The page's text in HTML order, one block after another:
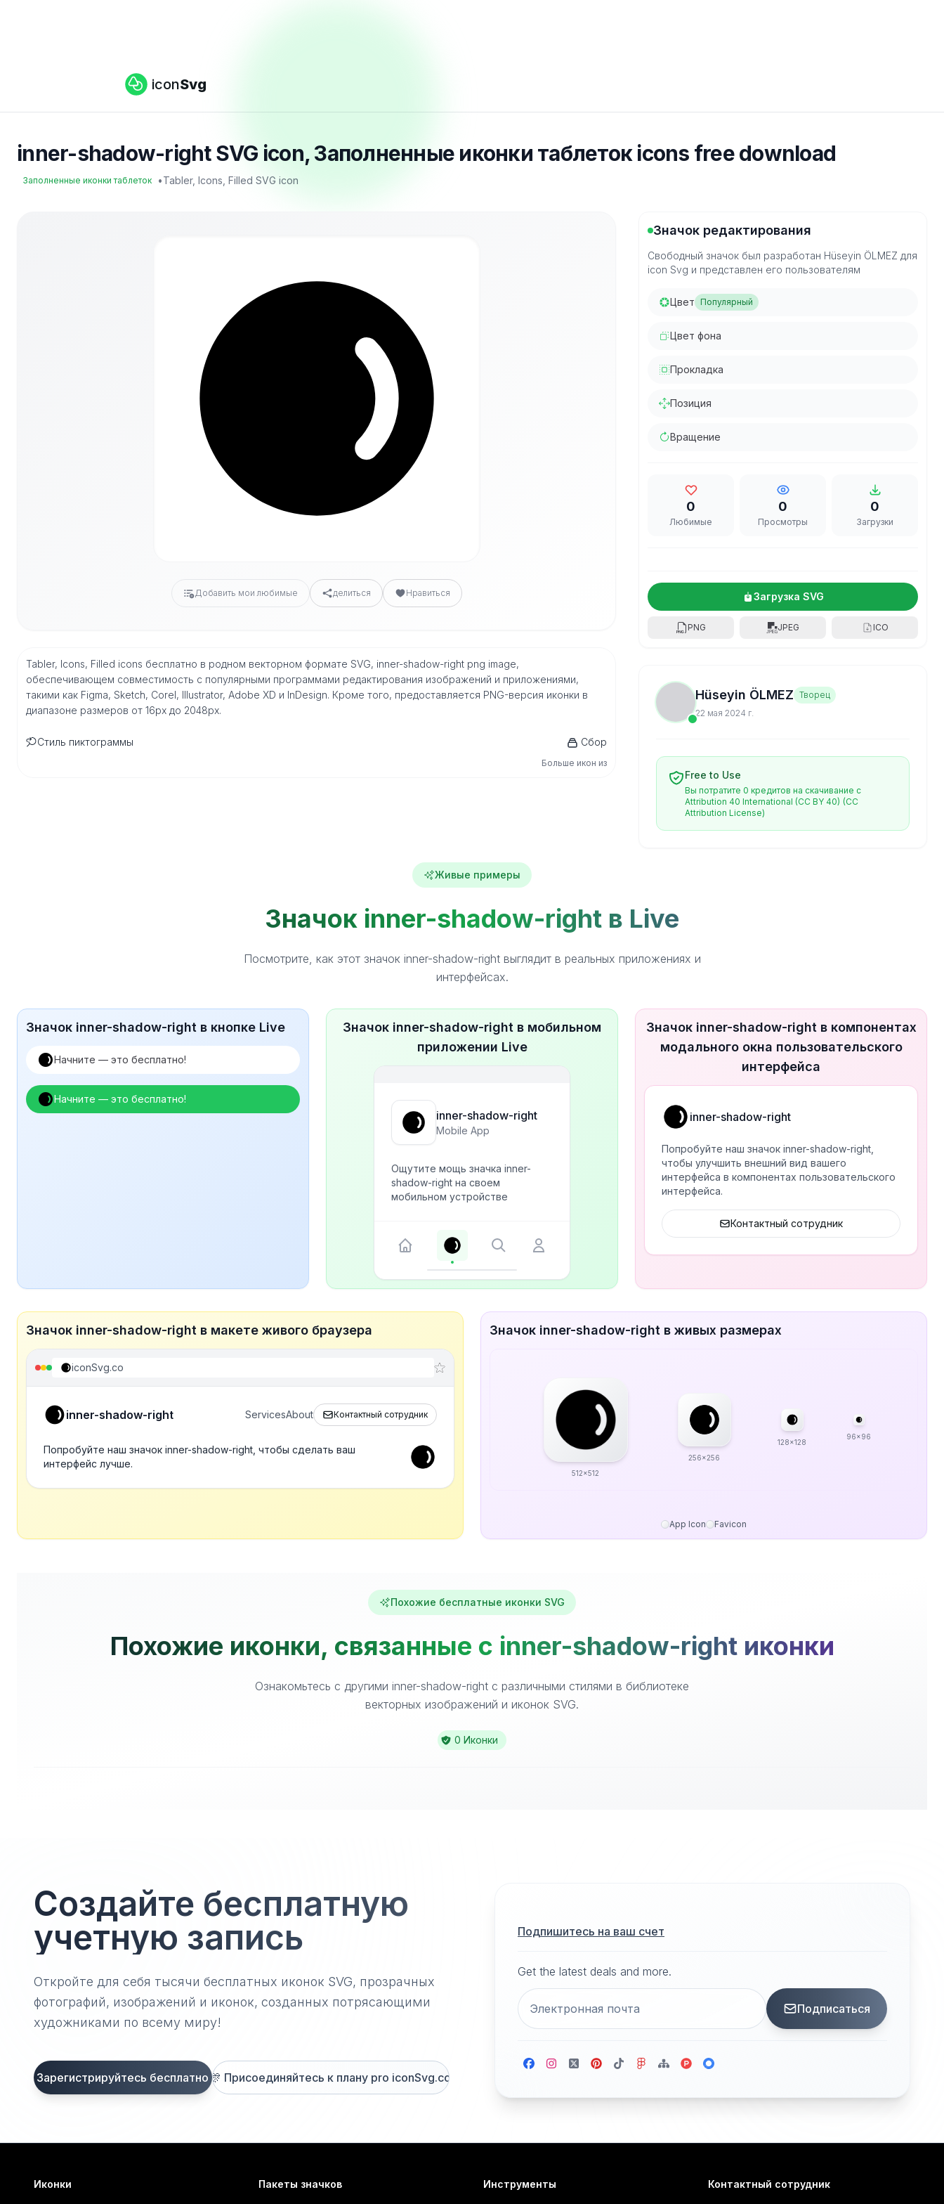
iconSvg
inner-shadow-right SVG icon, Заполненные иконки таблеток icons free download
Заполненные иконки таблеток •Tabler, Icons, Filled SVG icon
Добавить мои любимые делиться Нравиться
Tabler, Icons, Filled icons бесплатно в родном векторном формате SVG, inner-shadow-right png image,
обеспечивающем совместимость с популярными программами редактирования изображений и приложениями,
такими как Figma, Sketch, Corel, Illustrator, Adobe XD и InDesign. Кроме того, предоставляется PNG-версия иконки в
диапазоне размеров от 16px до 2048px.
Стиль пиктограммы Сбор
Больше икон из
Значок редактирования
Свободный значок был разработан Hüseyin ÖLMEZ для
icon Svg и представлен его пользователям
Цвет Популярный
Цвет фона
Прокладка
Позиция
Вращение
0
Любимые
0
Просмотры
0
Загрузки
Загрузка SVG
PNG JPEG ICO
Hüseyin ÖLMEZ Творец
22 мая 2024 г.
Free to Use
Вы потратите 0 кредитов на скачивание с
Attribution 40 International (CC BY 40) (CC
Attribution License)
Живые примеры
Значок inner-shadow-right в Live
Посмотрите, как этот значок inner-shadow-right выглядит в реальных приложениях и
интерфейсах.
Значок inner-shadow-right в кнопке Live
Начните — это бесплатно!
Начните — это бесплатно!
Значок inner-shadow-right в мобильном
приложении Live
inner-shadow-right
Mobile App
Ощутите мощь значка inner-
shadow-right на своем
мобильном устройстве
Значок inner-shadow-right в компонентах
модального окна пользовательского
интерфейса
inner-shadow-right
Попробуйте наш значок inner-shadow-right,
чтобы улучшить внешний вид вашего
интерфейса в компонентах пользовательского
интерфейса.
Контактный сотрудник
Значок inner-shadow-right в макете живого браузера
iconSvg.co
inner-shadow-right ServicesAbout Контактный сотрудник
Попробуйте наш значок inner-shadow-right, чтобы сделать ваш
интерфейс лучше.
Значок inner-shadow-right в живых размерах
512x512
256x256
128x128
96x96
App Icon Favicon
Похожие бесплатные иконки SVG
Похожие иконки, связанные с inner-shadow-right иконки
Ознакомьтесь с другими inner-shadow-right с различными стилями в библиотеке
векторных изображений и иконок SVG.
0 Иконки
Создайте бесплатную
учетную запись
Откройте для себя тысячи бесплатных иконок SVG, прозрачных
фотографий, изображений и иконок, созданных потрясающими
художниками по всему миру!
Зарегистрируйтесь бесплатно 🎊 Присоединяйтесь к плану pro iconSvg.co
Подпишитесь на ваш счет
Get the latest deals and more.
Подписаться
Иконки Пакеты значков Инструменты Контактный сотрудник